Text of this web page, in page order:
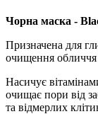
Чорна маска -
Призначена для
очищення обличчя
Насичує
очищає пори від
та відмерлих